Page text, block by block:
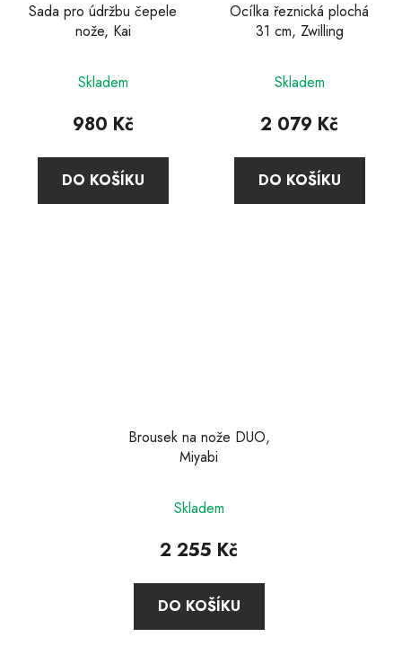
Sada pro údržbu čepele
nože, Kai
Skladem
980 Kč
DO KOŠÍKU
Ocílka řeznická plochá
31 cm, Zwilling
Skladem
2 079 Kč
DO KOŠÍKU
Brousek na nože DUO,
Miyabi
hodnocení
produktu
3,5
z
Skladem
2 255 Kč
DO KOŠÍKU